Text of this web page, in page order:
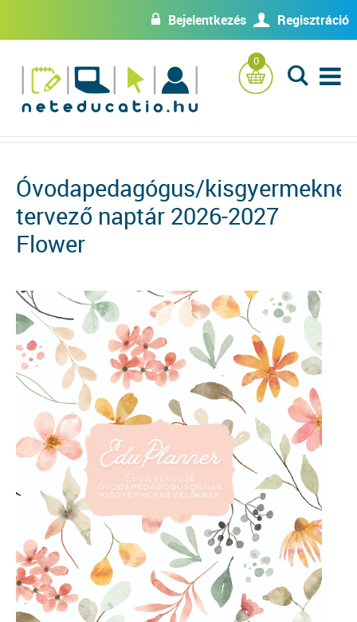
w Bejelentkezés U Regisztráció
0
L
Óvodapedagógus/
tervező naptár 2026-2027
Flower